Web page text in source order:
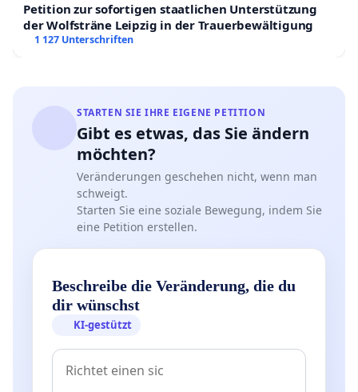
Petition zur sofortigen staatlichen Unterstützung
der Wolfsträne Leipzig in der Trauerbewältigung
1 127 Unterschriften
STARTEN SIE IHRE EIGENE PETITION
Gibt es etwas, das Sie ändern
möchten?
Veränderungen geschehen nicht, wenn man
schweigt.
Starten Sie eine soziale Bewegung, indem Sie
eine Petition erstellen.
Beschreibe die Veränderung, die du
dir wünschst
KI-gestützt